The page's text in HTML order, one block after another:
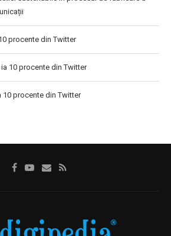
procente din Twitter
ia 10 procente din Twitter
10 procente din Twitter